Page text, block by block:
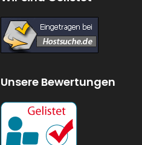
Unsere Bewertungen